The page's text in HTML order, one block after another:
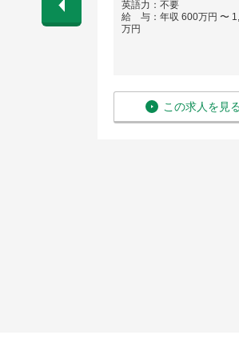
〜 750万
英語力：不要
給 与：年収 600万円 〜
万円
この求人を見